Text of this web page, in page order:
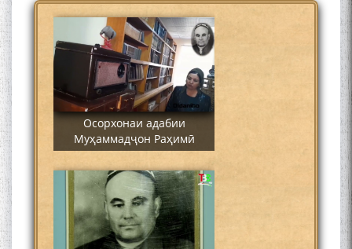
Осорхонаи адабии
Муҳаммадҷон Раҳимӣ